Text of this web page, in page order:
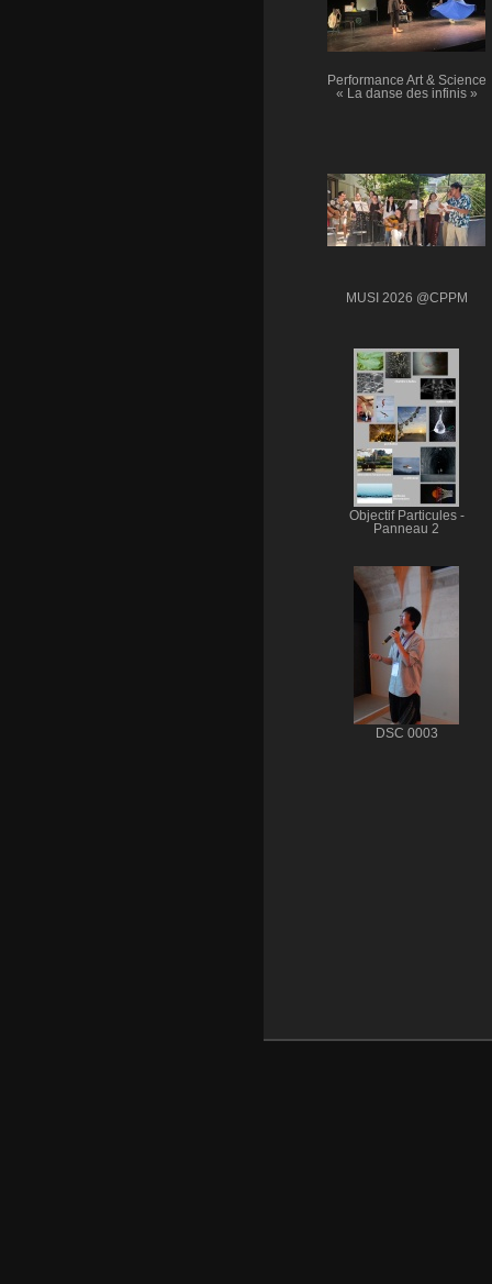
Performance Art & Science
« La danse des infinis »
MUSI 2026 @CPPM
Objectif Particules -
Panneau 2
DSC 0003